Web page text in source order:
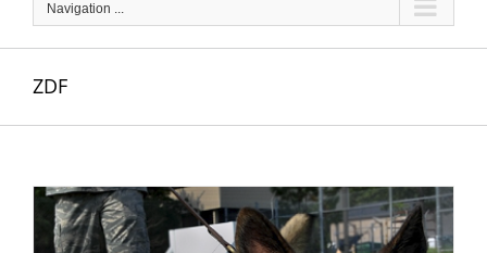
Navigation ...
ZDF